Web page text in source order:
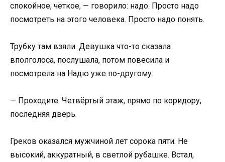
спокойное, чёткое, — говорило: надо. Просто надо
посмотреть на этого человека. Просто надо понять.
Трубку там взяли. Девушка что-то сказала
вполголоса, послушала, потом повесила и
посмотрела на Надю уже по-другому.
— Проходите. Четвёртый этаж, прямо по коридору,
последняя дверь.
Греков оказался мужчиной лет сорока пяти. Не
высокий, аккуратный, в светлой рубашке. Встал,